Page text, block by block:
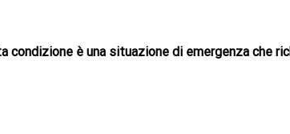
condizione è una situazione di emergenza che